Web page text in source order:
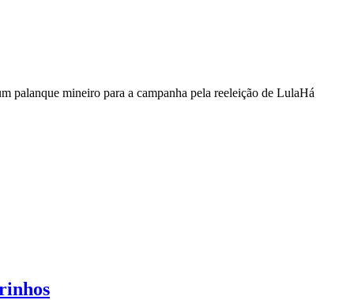
palanque mineiro para a campanha pela reeleição de LulaHá